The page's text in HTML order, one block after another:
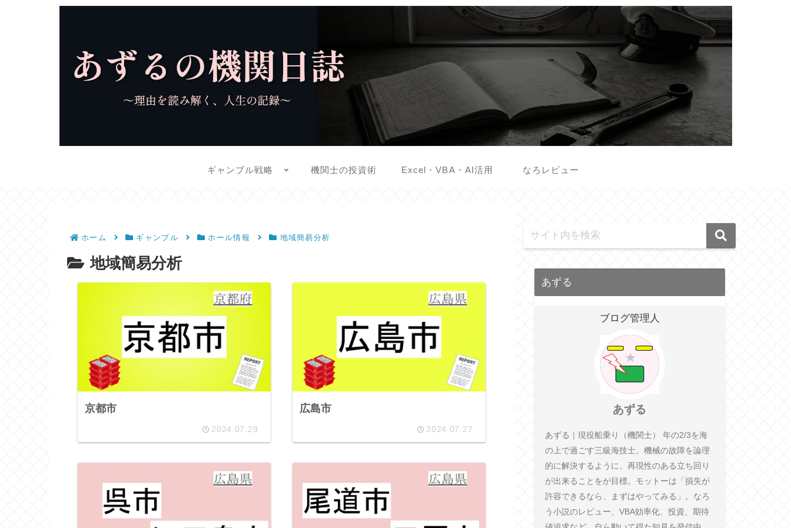
ギャンブル戦略 機関士の投資術 Excel・VBA・AI活用 なろレビュー
ホーム ギャンブル ホール情報 地域簡易分析
地域簡易分析
京都市
2024.07.29
広島市
2024.07.27
あずる
ブログ管理人
あずる
あずる｜現役船乗り（機関士） 年の2/3を海
の上で過ごす三級海技士。機械の故障を論理
的に解決するように、再現性のある立ち回り
が出来ることをが目標。モットーは「損失が
許容できるなら、まずはやってみる」。なろ
う小説のレビュー、VBA効率化、投資、期待